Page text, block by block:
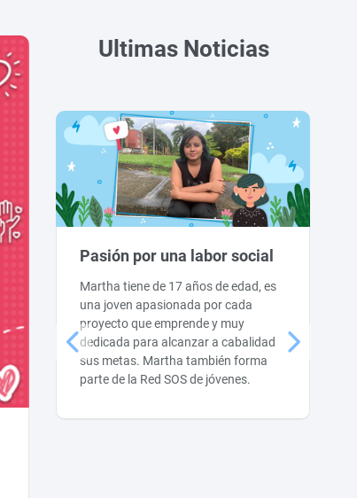
Ultimas Noticias
Pasión por una labor social
Martha tiene de 17 años de edad, es
una joven apasionada por cada
proyecto que emprende y muy
dedicada para alcanzar a cabalidad
sus metas. Martha también forma
parte de la Red SOS de jóvenes.